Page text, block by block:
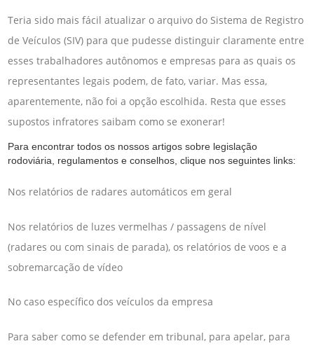
Teria sido mais fácil atualizar o arquivo do Sistema de Registro
de Veículos (SIV) para que pudesse distinguir claramente entre
esses trabalhadores autônomos e empresas para as quais os
representantes legais podem, de fato, variar. Mas essa,
aparentemente, não foi a opção escolhida. Resta que esses
supostos infratores saibam como se exonerar!
Para encontrar todos os nossos artigos sobre legislação
rodoviária, regulamentos e conselhos, clique nos seguintes links:
Nos relatórios de radares automáticos em geral
Nos relatórios de luzes vermelhas / passagens de nível
(radares ou com sinais de parada), os relatórios de voos e a
sobremarcação de vídeo
No caso específico dos veículos da empresa
Para saber como se defender em tribunal, para apelar, para